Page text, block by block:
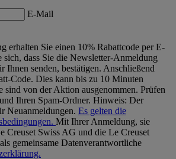
E-Mail
erhalten Sie einen 10% Rabattcode per E-
dass Sie die Newsletter-Anmeldung
senden, bestätigen. Anschließend
Code. Dies kann bis zu 10 Minuten
sind von der Aktion ausgenommen. Prüfen
Ihren Spam-Ordner. Hinweis: Der
Neuanmeldungen. Es gelten die
Mit Ihrer Anmeldung, sie
Creuset Swiss AG und die Le Creuset
gemeinsame Datenverantwortliche